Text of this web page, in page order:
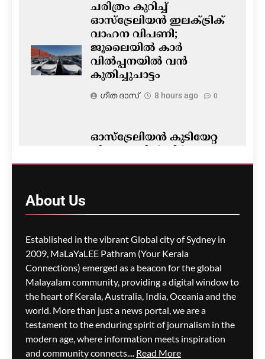
ചരിത്രം കുറിച്ച്
ഓസ്‌ട്രേലിയൻ ഇലക്ട്രിക്
വാഹന വിപണി;
ജൂലൈയിൽ കാർ
വിൽപ്പനയിൽ വൻ
കുതിച്ചുചാട്ടം
ഗീത ദാസ്‌ 8 hours ago 0
ഓസ്‌ട്രേലിയൻ കുടിയേറ്റ
മാറ്റം- ഡയറക്ഷൻ 119′
ഗീത ദാസ്‌ 9 hours ago 0
പോർട്ട് അഡലെയ്ഡിൽ
സൾഫർ തീപിടിത്തം;
വിഷപുക പടരുന്നു,
അടിയന്തര ഒഴിപ്പിക്കൽ
നിർദേശം
ഗീത ദാസ്‌ 9 hours ago 0
About Us
Established in the vibrant Global city of Sydney in
2009, MaLaYaLEE Pathram (Your Kerala
Connections) emerged as a beacon for the global
Malayalam community, providing a digital window to
the heart of Kerala, Australia, India, Oceania and the
world. More than just a news portal, we are a
testament to the enduring spirit of journalism in the
modern age, where information meets inspiration
and community connects.... Read More